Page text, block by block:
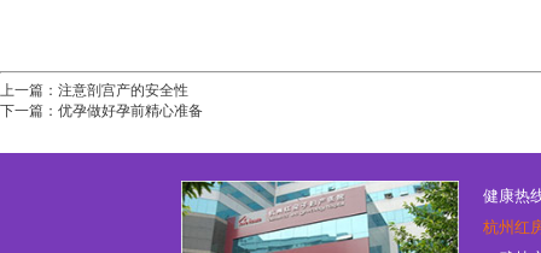
上一篇： 注意剖宫产的安全性
下一篇： 优孕做好孕前精心准备
健康热
杭州红